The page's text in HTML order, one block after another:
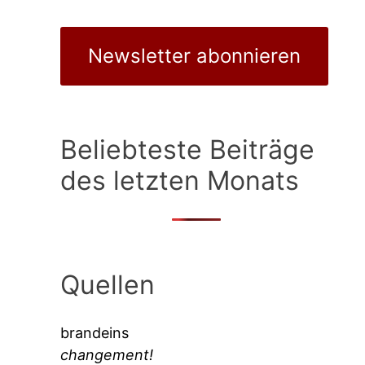
Newsletter abonnieren
Beliebteste Beiträge
des letzten Monats
Quellen
brandeins
changement!